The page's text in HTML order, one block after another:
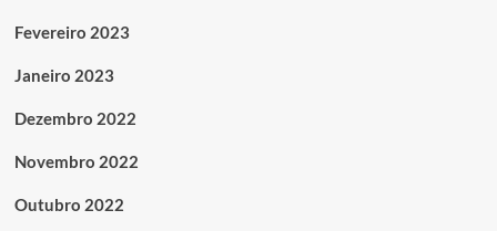
Fevereiro 2023
Janeiro 2023
Dezembro 2022
Novembro 2022
Outubro 2022